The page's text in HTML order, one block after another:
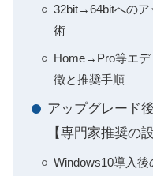
32bit→64bitへのア
術
Home→Pro等エデ
徴と推奨手順
アップグレード
【専門家推奨の
Windows10導入